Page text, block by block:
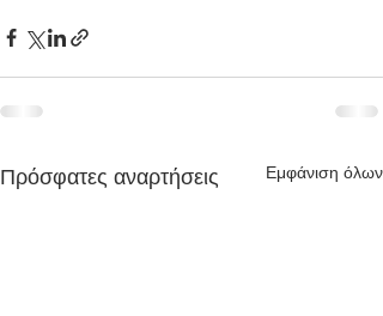
Πρόσφατες αναρτήσεις Εμφάνιση όλων